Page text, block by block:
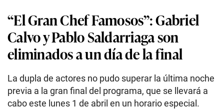
“El Gran Chef Famosos”: Gabriel
Calvo y Pablo Saldarriaga son
eliminados a un día de la final
La dupla de actores no pudo superar la última noche
previa a la gran final del programa, que se llevará a
cabo este lunes 1 de abril en un horario especial.